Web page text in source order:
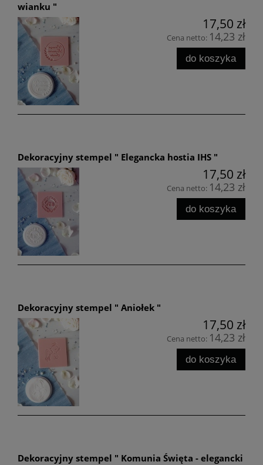
wianku "
17,50 zł
Cena netto: 14,23 zł
do koszyka
Dekoracyjny stempel " Elegancka hostia IHS "
17,50 zł
Cena netto: 14,23 zł
do koszyka
Dekoracyjny stempel " Aniołek "
17,50 zł
Cena netto: 14,23 zł
do koszyka
Dekoracyjny stempel " Komunia Święta - elegancki